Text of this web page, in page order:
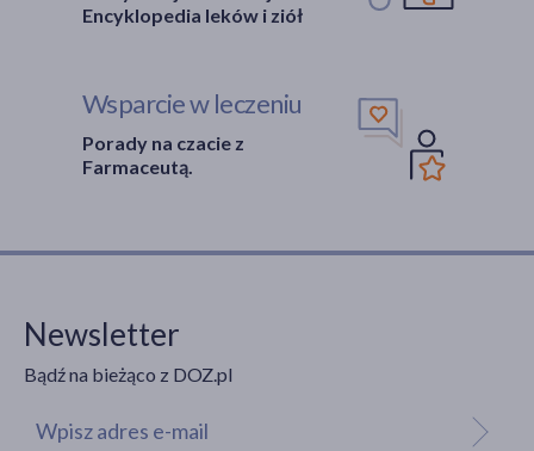
Encyklopedia leków i ziół
Wsparcie w leczeniu
Porady na czacie z
Farmaceutą.
Newsletter
Bądź na bieżąco z DOZ.pl